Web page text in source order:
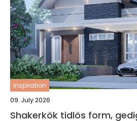
inspiration
09. July 2026
Shakerkök tidlös form, gediget hantverk och